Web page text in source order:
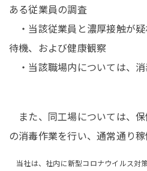
ある従業員の調査
・当該従業員と濃厚接触が
待機、および健康観察
・当該職場内については、
また、同工場については、
の消毒作業を行い、通常通り稼
当社は、社内に新型コロナウイルス対